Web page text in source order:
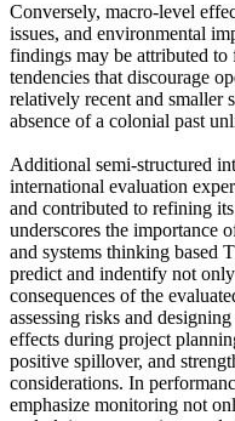
Conversely, macro-level
issues, and environmental
findings may be attributed
tendencies that discourage
relatively recent and smaller
absence of a colonial past
Additional semi-structured
international evaluation
and contributed to refining
underscores the importance
and systems thinking based
predict and indentify not
consequences of the
assessing risks and
effects during project
positive spillover, and
considerations. In
emphasize monitoring not